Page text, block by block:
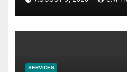
SERVICES